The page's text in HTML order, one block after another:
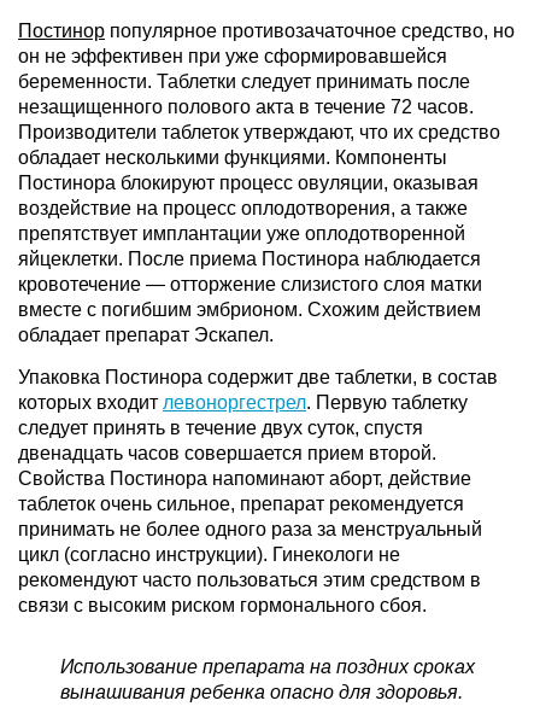
Постинор популярное противозачаточное средство, но
он не эффективен при уже сформировавшейся
беременности. Таблетки следует принимать после
незащищенного полового акта в течение 72 часов.
Производители таблеток утверждают, что их средство
обладает несколькими функциями. Компоненты
Постинора блокируют процесс овуляции, оказывая
воздействие на процесс оплодотворения, а также
препятствует имплантации уже оплодотворенной
яйцеклетки. После приема Постинора наблюдается
кровотечение — отторжение слизистого слоя матки
вместе с погибшим эмбрионом. Схожим действием
обладает препарат Эскапел.
Упаковка Постинора содержит две таблетки, в состав
которых входит левоноргестрел. Первую таблетку
следует принять в течение двух суток, спустя
двенадцать часов совершается прием второй.
Свойства Постинора напоминают аборт, действие
таблеток очень сильное, препарат рекомендуется
принимать не более одного раза за менструальный
цикл (согласно инструкции). Гинекологи не
рекомендуют часто пользоваться этим средством в
связи с высоким риском гормонального сбоя.
Использование препарата на поздних сроках
вынашивания ребенка опасно для здоровья.